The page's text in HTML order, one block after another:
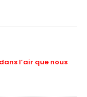
l’air que nous